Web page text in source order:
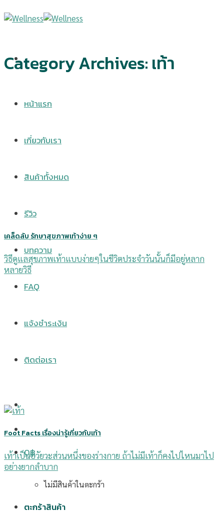
to
หน้าแรก
เกี่ยวกับเรา
สินค้าทั้งหมด
รีวิว
บทความ
FAQ
แจ้งชำระเงิน
ติดต่อเรา
0฿
ไม่มีสินค้าในตะกร้า
ตะกร้าสินค้า
Category Archives: เท้า
เคล็ดลับ รักษาสุขภาพเท้าง่าย ๆ
วิธีดูแลสุขภาพเท้าแบบง่ายๆในชีวิตประจำวันนั้นก็มีอยู่หลาก
หลายวิธี
Foot Facts เรื่องน่ารู้เกี่ยวกับเท้า
เท้าเป็นอวัยวะส่วนหนึ่งของร่างกาย ถ้าไม่มีเท้าก็คงไปไหนมาไป
อย่างยากลำบาก